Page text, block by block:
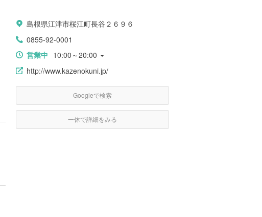
島根県江津市桜江町長谷２６９６
0855-92-0001
営業中 10:00～20:00
http://www.kazenokuni.jp/
Googleで検索
一休で詳細をみる